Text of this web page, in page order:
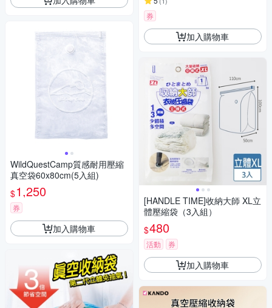
WildQuestCamp質感耐用壓縮
真空袋60x80cm(5入組)
$1,250
券
加入購物車
券
加入購物車
[HANDLE TIME]收納大師 XL立
體壓縮袋（3入組）
$480
活動 券
加入購物車